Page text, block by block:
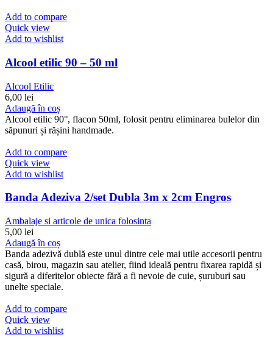
Add to compare
Quick view
Add to wishlist
Alcool etilic 90 – 50 ml
Alcool Etilic
6,00 lei
Adaugă în coș
Alcool etilic 90°, flacon 50ml, folosit pentru eliminarea bulelor din
săpunuri și rășini handmade.
Add to compare
Quick view
Add to wishlist
Banda Adeziva 2/set Dubla 3m x 2cm Engros
Ambalaje si articole de unica folosinta
5,00 lei
Adaugă în coș
Banda adezivă dublă este unul dintre cele mai utile accesorii pentru
casă, birou, magazin sau atelier, fiind ideală pentru fixarea rapidă și
sigură a diferitelor obiecte fără a fi nevoie de cuie, șuruburi sau
unelte speciale.
Add to compare
Quick view
Add to wishlist